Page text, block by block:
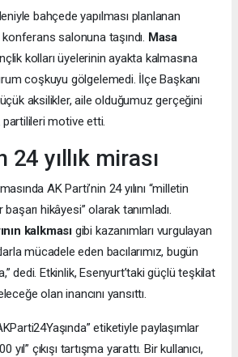
bahçede yapılması planlanan
salonuna taşındı. Masa
kolları üyelerinin ayakta kalmasına
coşkuyu gölgelemedi. İlçe Başkanı
aksilikler, aile olduğumuz gerçeğini
motive etti.
24 yıllık mirası
AK Parti’nin 24 yılını “milletin
hikâyesi” olarak tanımladı.
kalkması gibi kazanımları vurgulayan
mücadele eden bacılarımız, bugün
dedi. Etkinlik, Esenyurt’taki güçlü teşkilat
olan inancını yansıttı.
etiketiyle paylaşımlar
yıl” çıkışı tartışma yarattı. Bir kullanıcı,